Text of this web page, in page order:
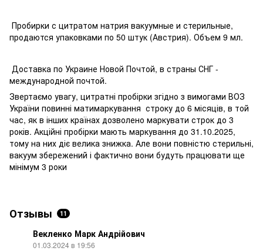
Пробирки с цитратом натрия вакуумные и стерильные,
продаются упаковками по 50 штук (Австрия). Объем 9 мл.
Доставка по Украине Новой Почтой, в страны СНГ -
международной почтой.
Звертаємо увагу, цитратні пробірки згідно з вимогами ВОЗ
України повинні матимаркування строку до 6 місяців, в той
час, як в інших країнах дозволено маркувати строк до 3
років. Акційні пробірки мають маркування до 31.10.2025,
тому на них діє велика знижка. Але вони повністю стерильні,
вакуум збережений і фактично вони будуть працювати ще
мінімум 3 роки
Отзывы 11
Векленко Марк Андрійович
01.03.2024 в 19:56